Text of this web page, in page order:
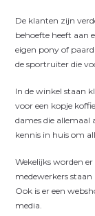
De klanten zijn
behoefte heeft aan
eigen pony of
de sportruiter die
In de winkel staan
voor een kopje
dames die allemaal
kennis in huis om
Wekelijks worden
medewerkers
Ook is er een
media.